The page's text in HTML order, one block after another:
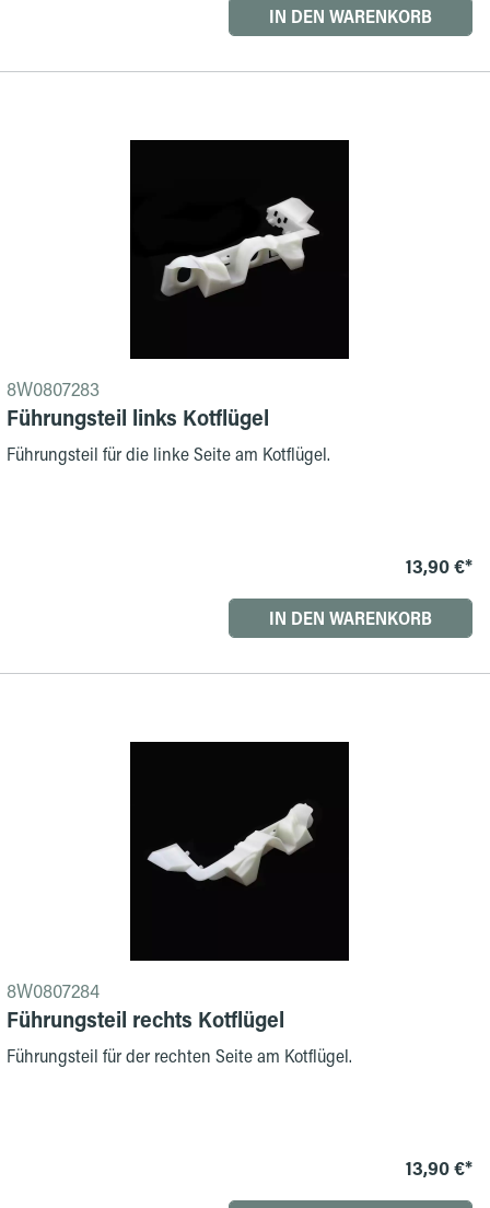
IN DEN WARENKORB
8W0807283
Führungsteil links Kotflügel
Führungsteil für die linke Seite am Kotflügel.
13,90 €*
IN DEN WARENKORB
8W0807284
Führungsteil rechts Kotflügel
Führungsteil für der rechten Seite am Kotflügel.
13,90 €*